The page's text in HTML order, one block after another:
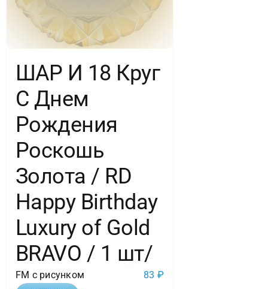
ШАР И 18 Круг
С Днем
Рождения
Роскошь
Золота / RD
Happy Birthday
Luxury of Gold
BRAVO / 1 шт/
FM с рисунком 83 ₽